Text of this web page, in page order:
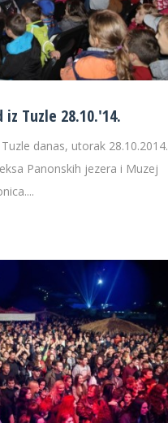
iz Tuzle 28.10.'14.
danas, utorak 28.10.2014.
Panonskih jezera i Muzej